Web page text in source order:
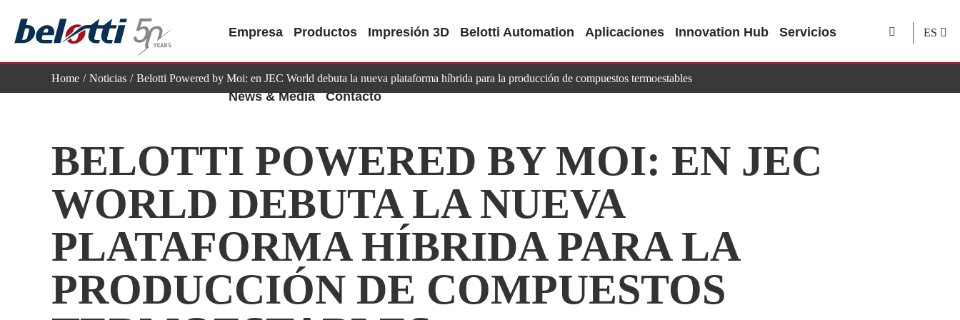
content
Empresa Productos Impresión 3D Belotti Automation Aplicaciones Innovation Hub Servicios
News & Media Contacto
ES
Home Noticias Belotti Powered by Moi: en JEC World debuta la nueva plataforma híbrida para la producción de compuestos termoestables
BELOTTI POWERED BY MOI: EN JEC
WORLD DEBUTA LA NUEVA
PLATAFORMA HÍBRIDA PARA LA
PRODUCCIÓN DE COMPUESTOS